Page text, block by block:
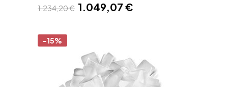
1.234,20 € 1.049,07 €
-15%